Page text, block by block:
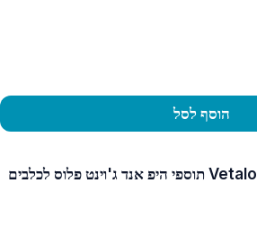
הוסף לסל
Vetalogica Hemp Clinicals תוספי היפ אנד ג'וינט פלוס לכלבים